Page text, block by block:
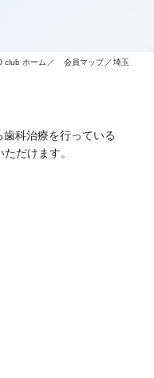
club ホーム 会員マップ 埼玉
科治療を行っている
だけます。